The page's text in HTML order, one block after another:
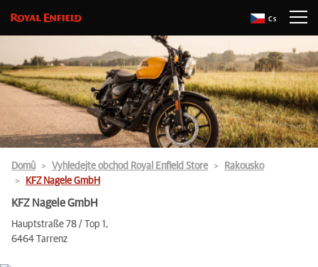
Cs
Domů Vyhledejte obchod Royal Enfield Store
Rakousko
KFZ Nagele GmbH
KFZ Nagele GmbH
Hauptstraße 78 / Top 1,
6464 Tarrenz